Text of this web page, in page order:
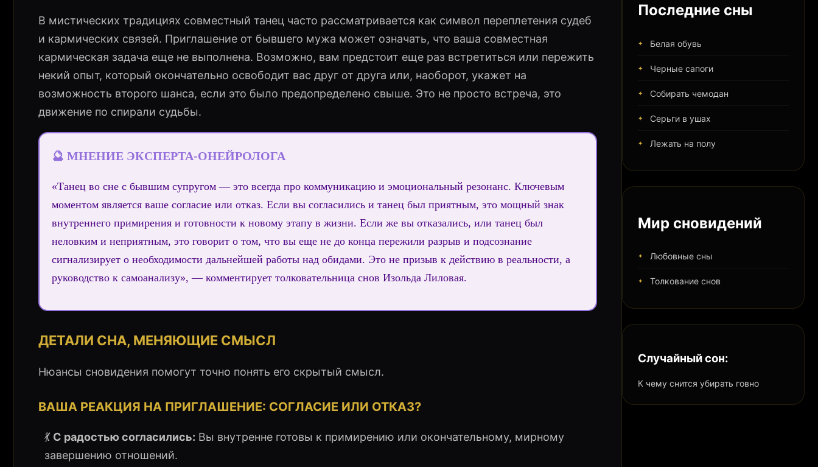
В мистических традициях совместный танец часто рассматривается как символ переплетения судеб
и кармических связей. Приглашение от бывшего мужа может означать, что ваша совместная
кармическая задача еще не выполнена. Возможно, вам предстоит еще раз встретиться или пережить
некий опыт, который окончательно освободит вас друг от друга или, наоборот, укажет на
возможность второго шанса, если это было предопределено свыше. Это не просто встреча, это
движение по спирали судьбы.
🔮 МНЕНИЕ ЭКСПЕРТА-ОНЕЙРОЛОГА
«Танец во сне с бывшим супругом — это всегда про коммуникацию и эмоциональный резонанс. Ключевым
моментом является ваше согласие или отказ. Если вы согласились и танец был приятным, это мощный знак
внутреннего примирения и готовности к новому этапу в жизни. Если же вы отказались, или танец был
неловким и неприятным, это говорит о том, что вы еще не до конца пережили разрыв и подсознание
сигнализирует о необходимости дальнейшей работы над обидами. Это не призыв к действию в реальности, а
руководство к самоанализу», — комментирует толковательница снов Изольда Лиловая.
ДЕТАЛИ СНА, МЕНЯЮЩИЕ СМЫСЛ
Нюансы сновидения помогут точно понять его скрытый смысл.
ВАША РЕАКЦИЯ НА ПРИГЛАШЕНИЕ: СОГЛАСИЕ ИЛИ ОТКАЗ?
💃 С радостью согласились: Вы внутренне готовы к примирению или окончательному, мирному
завершению отношений.
Последние сны
Белая обувь
Черные сапоги
Собирать чемодан
Серьги в ушах
Лежать на полу
Мир сновидений
Любовные сны
Толкование снов
Случайный сон:
К чему снится убирать говно